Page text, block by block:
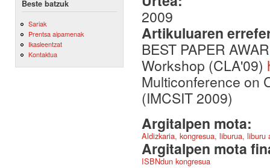
Beste batzuk
Sariak
Prentsa aipamenak
Ikasleentzat
Kontaktua
2009
Artikuluaren
BEST PAPER
Workshop (CLA'09)
Multiconference on
(IMCSIT 2009)
Argitalpen mota:
Aldizkaria, kongresua, liburua,
Argitalpen mota
ISBNdun kongresua